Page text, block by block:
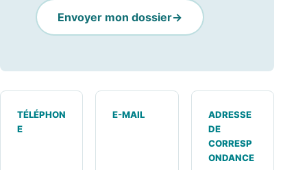
Envoyer mon dossier
TÉLÉPHON
E
E-MAIL
ADRESSE
DE
CORRESP
ONDANCE